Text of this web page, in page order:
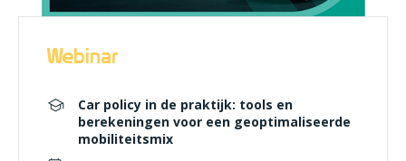
Webinar
Car policy in de praktijk: tools en
berekeningen voor een geoptimaliseerde
mobiliteitsmix